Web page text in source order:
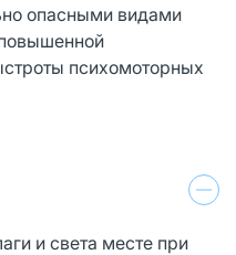
опасными видами
психомоторных
и света месте при